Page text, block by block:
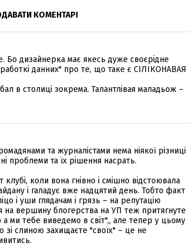
КОМЕНТАРІ
Бо дизайнерка має якесь дуже своєрідне
данних" про те, що таке є СІЛІКОНАВАЯ
в столиці зокрема. Талантлівая маладьож –
та журналістами нема ніякої різниці
проблеми та їх рішення насрать.
коли вона гнівно і смішно відстоювала
і галадує вже надцятий день. Тобто факт
і уши глядачам і грязь – на репутацію
на вершину блогерства на УП теж притягнуте
ми тебе виведемо в світ",, але тепер у цьому
зі слиною захищаєте "своїх" – це не